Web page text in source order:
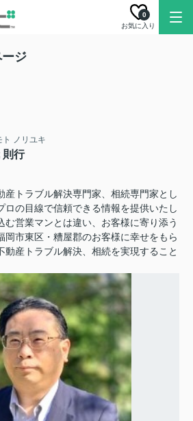
お気に入り
0
ジ
ト ノリユキ
則行
産トラブル解決専門家、相続専門家とし
ロの目線で信頼できる情報を提供いたし
む営業マンとは違い、お客様に寄り添う
岡市東区・糟屋郡のお客様に幸せをもら
動産トラブル解決、相続を実現すること